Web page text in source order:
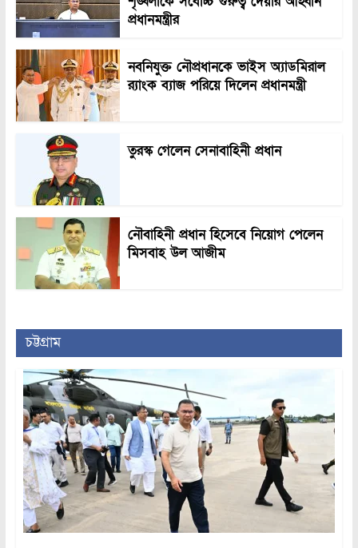
প্রধানমন্ত্রীর
নবনিযুক্ত নৌপ্রধানকে ভাইস অ্যাডমিরাল
র‍্যাংক ব্যাজ পরিয়ে দিলেন প্রধানমন্ত্রী
তুরস্ক গেলেন সেনাবাহিনী প্রধান
নৌবাহিনী প্রধান হিসেবে নিয়োগ পেলেন
মিসবাহ উল আজীম
চট্টগ্রাম